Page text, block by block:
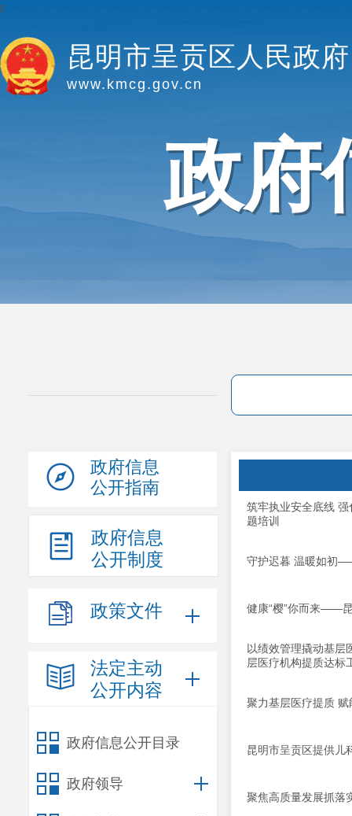
y
昆明市呈贡区人民政府
www.kmcg.gov.cn
政府
政府信息
公开指南
政府信息
公开制度
政策文件
法定主动
公开内容
政府信息公开目录
政府领导
筑牢执业安全底线
题培训
守护迟暮 温暖如初
健康“樱”你而来——
以绩效管理撬动基
层医疗机构提质达标
聚力基层医疗提质
昆明市呈贡区提供儿
聚焦高质量发展抓落